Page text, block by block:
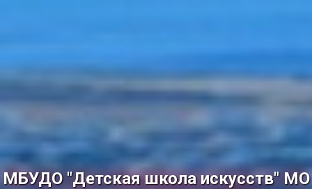
МБУДО "Детская школа искусств" МО